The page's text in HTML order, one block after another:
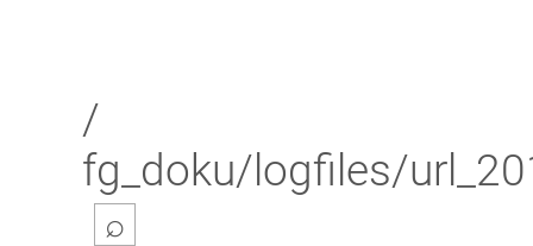
/
fg_doku/logfiles/
⌕